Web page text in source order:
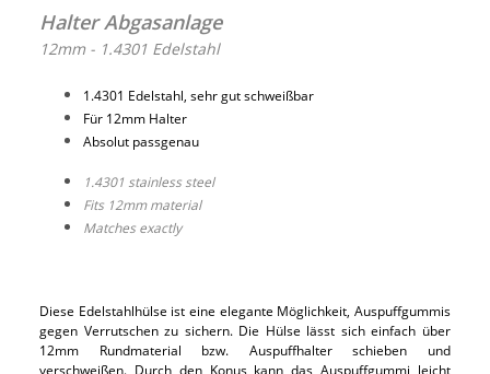
Halter Abgasanlage
12mm - 1.4301 Edelstahl
1.4301 Edelstahl, sehr gut schweißbar
Für 12mm Halter
Absolut passgenau
1.4301 stainless steel
Fits 12mm material
Matches exactly
Diese Edelstahlhülse ist eine elegante Möglichkeit, Auspuffgummis
gegen Verrutschen zu sichern. Die Hülse lässt sich einfach über
12mm Rundmaterial bzw. Auspuffhalter schieben und
verschweißen. Durch den Konus kann das Auspuffgummi leicht